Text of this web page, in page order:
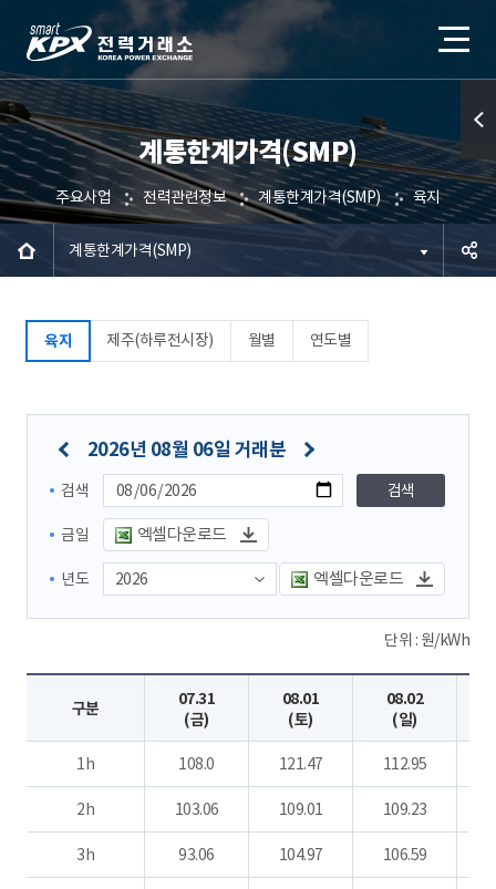
계통한계가격(SMP)
주요사업 전력관련정보 계통한계가격(SMP) 육지
계통한계가격(SMP)
육지 제주(하루전시장) 월별 연도별
2026년 08월 06일 거래분
검색
금일 엑셀다운로드
년도 엑셀다운로드
단위 : 원/kWh
구분
07.31
(금)
08.01
(토)
08.02
(일)
1h 108.0 121.47 112.95
2h 103.06 109.01 109.23
3h 93.06 104.97 106.59
퀵메
뉴 열
기